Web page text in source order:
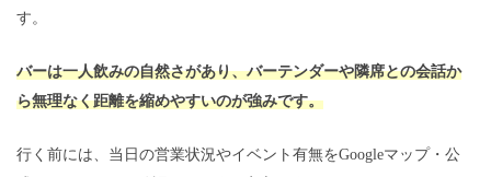
す。
バーは一人飲みの自然さがあり、バーテンダーや隣席との会話か
ら無理なく距離を縮めやすいのが強みです。
行く前には、当日の営業状況やイベント有無をGoogleマップ・公